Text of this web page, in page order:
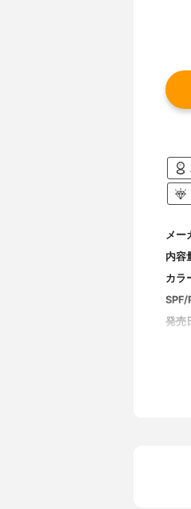
メー
内容
カラ
SPF/
発売